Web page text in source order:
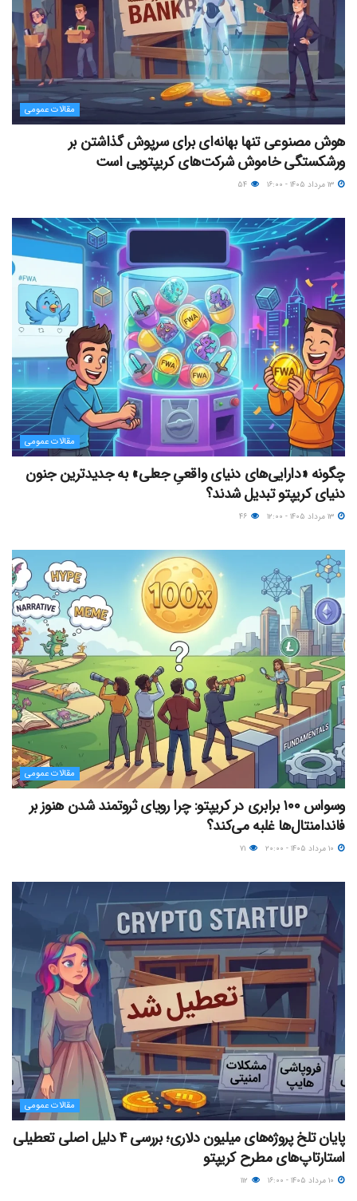
مقالات عمومی
هوش مصنوعی تنها بهانه‌ای برای سرپوش گذاشتن بر
ورشکستگی خاموش شرکت‌های کریپتویی است
مقالات عمومی
چگونه «دارایی‌های دنیای واقعیِ جعلی» به جدیدترین جنون
دنیای کریپتو تبدیل شدند؟
مقالات عمومی
وسواس ۱۰۰ برابری در کریپتو: چرا رویای ثروتمند شدن هنوز بر
فاندامنتال‌ها غلبه می‌کند؟
مقالات عمومی
پایان تلخ پروژه‌های میلیون دلاری؛ بررسی ۴ دلیل اصلی تعطیلی
استارتاپ‌های مطرح کریپتو